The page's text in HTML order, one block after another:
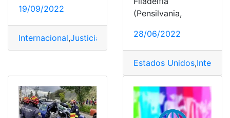
19/09/2022
Internacional,Justicia Muerte,Octavio Ocaña
(Pensilvania,
28/06/2022
Estados Unidos,